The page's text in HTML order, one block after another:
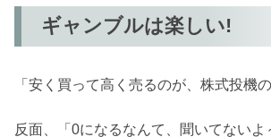
ギャンブルは楽しい!
「安く買って高く売るのが、株式投機
反面、「0になるなんて、聞いてない